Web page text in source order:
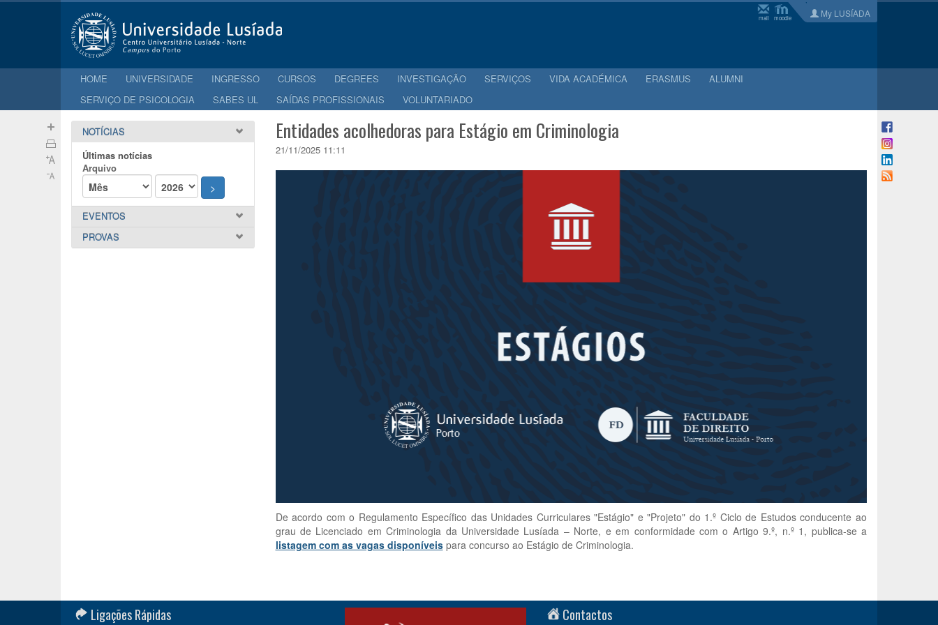
mail moodle My LUSÍADA
HOME UNIVERSIDADE INGRESSO CURSOS DEGREES INVESTIGAÇÃO SERVIÇOS VIDA ACADÉMICA ERASMUS
ALUMNI
SERVIÇO DE PSICOLOGIA
SABES UL SAÍDAS PROFISSIONAIS VOLUNTARIADO
NOTÍCIAS
Últimas notícias
Arquivo
>
EVENTOS
PROVAS
Entidades acolhedoras para Estágio em Criminologia
21/11/2025 11:11
De acordo com o Regulamento Específico das Unidades Curriculares "Estágio" e "Projeto" do 1.º Ciclo de Estudos conducente ao
grau de Licenciado em Criminologia da Universidade Lusíada – Norte, e em conformidade com o Artigo 9.º, n.º 1, publica-se a
listagem com as vagas disponíveispara concurso ao Estágio de Criminologia.
Ligações Rápidas Contactos